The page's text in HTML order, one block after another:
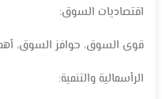
اقتصاديات السوق:
قوى السوق، حوافز السوق،
الرأسمالية والتنمية: